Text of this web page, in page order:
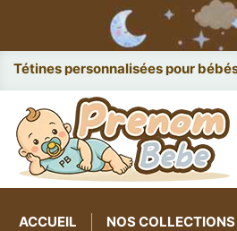
Att
ACCUEIL NOS COLLECTIONS